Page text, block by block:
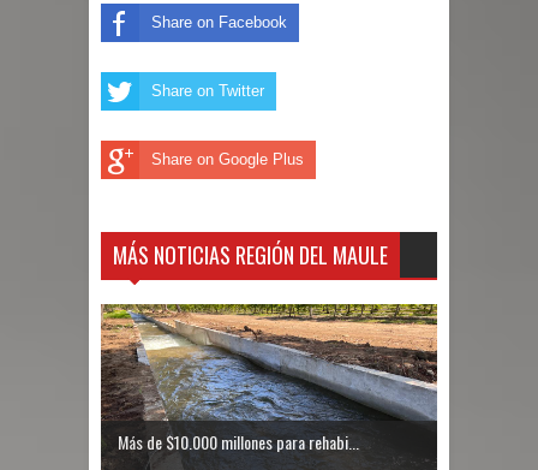
Share on Facebook
Share on Twitter
Share on Google Plus
MÁS NOTICIAS REGIÓN DEL MAULE
Más de $10.000 millones para rehabi...